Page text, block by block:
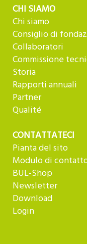
CHI SIAMO
Chi siamo
Consiglio di
Collaboratori
Commissione
Storia
Rapporti annuali
Partner
Qualité
CONTATTATECI
Pianta del sito
Modulo di
BUL-Shop
Newsletter
Download
Login